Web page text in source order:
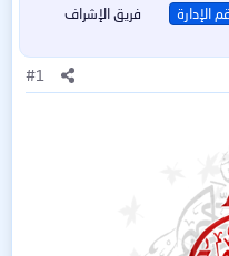
الإدارة فريق الإشراف
#1